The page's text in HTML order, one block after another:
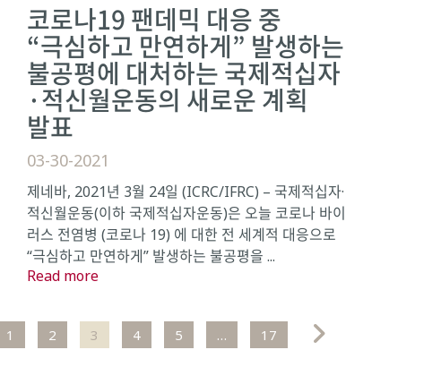
코로나19 팬데믹 대응 중
“극심하고 만연하게” 발생하는
불공평에 대처하는 국제적십자
·적신월운동의 새로운 계획
발표
03-30-2021
제네바, 2021년 3월 24일 (ICRC/IFRC) – 국제적십자·
적신월운동(이하 국제적십자운동)은 오늘 코로나 바이
러스 전염병 (코로나 19) 에 대한 전 세계적 대응으로
“극심하고 만연하게” 발생하는 불공평을 ...
Read more
1 2 3 4 5 … 17